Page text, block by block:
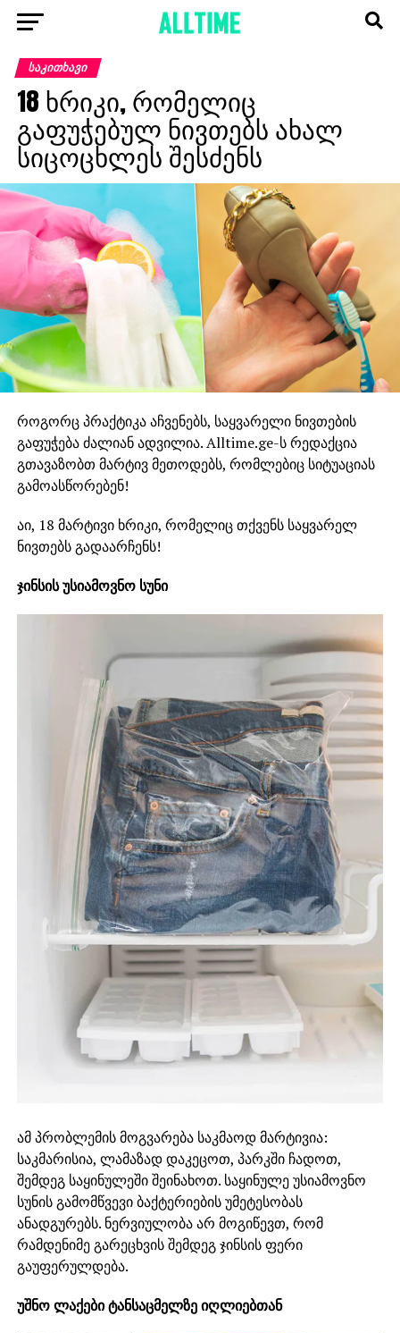
ᲡᲐᲙᲘᲗᲮᲐᲕᲘ
18 ხრიკი, რომელიც
გაფუჭებულ ნივთებს ახალ
სიცოცხლეს შესძენს
როგორც პრაქტიკა აჩვენებს, საყვარელი ნივთების
გაფუჭება ძალიან ადვილია. Alltime.ge-ს რედაქცია
გთავაზობთ მარტივ მეთოდებს, რომლებიც სიტუაციას
გამოასწორებენ!
აი, 18 მარტივი ხრიკი, რომელიც თქვენს საყვარელ
ნივთებს გადაარჩენს!
ჯინსის უსიამოვნო სუნი
ამ პრობლემის მოგვარება საკმაოდ მარტივია:
საკმარისია, ლამაზად დაკეცოთ, პარკში ჩადოთ,
შემდეგ საყინულეში შეინახოთ. საყინულე უსიამოვნო
სუნის გამომწვევი ბაქტერიების უმეტესობას
ანადგურებს. ნერვიულობა არ მოგიწევთ, რომ
რამდენიმე გარეცხვის შემდეგ ჯინსის ფერი
გაუფერულდება.
უშნო ლაქები ტანსაცმელზე იღლიებთან